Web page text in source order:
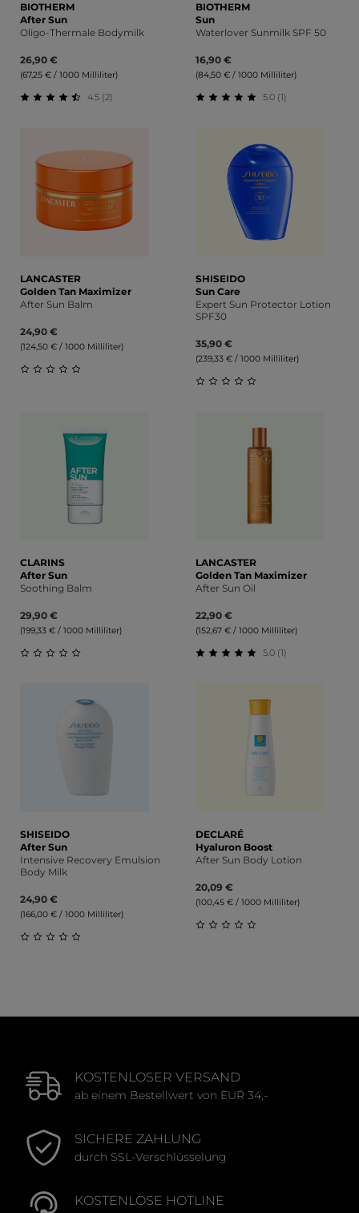
BIOTHERM
After Sun
Oligo-Thermale Bodymilk
26,90 €
(67,25 € / 1000 Milliliter)
4.5 (2)
BIOTHERM
Sun
Waterlover Sunmilk SPF 50
16,90 €
(84,50 € / 1000 Milliliter)
5.0 (1)
LANCASTER
Golden Tan Maximizer
After Sun Balm
24,90 €
(124,50 € / 1000 Milliliter)
SHISEIDO
Sun Care
Expert Sun Protector Lotion
SPF30
35,90 €
(239,33 € / 1000 Milliliter)
CLARINS
After Sun
Soothing Balm
29,90 €
(199,33 € / 1000 Milliliter)
LANCASTER
Golden Tan Maximizer
After Sun Oil
22,90 €
(152,67 € / 1000 Milliliter)
5.0 (1)
SHISEIDO
After Sun
Intensive Recovery Emulsion
Body Milk
24,90 €
(166,00 € / 1000 Milliliter)
DECLARÉ
Hyaluron Boost
After Sun Body Lotion
20,09 €
(100,45 € / 1000 Milliliter)
KOSTENLOSER VERSAND
ab einem Bestellwert von EUR 34,-
SICHERE ZAHLUNG
durch SSL-Verschlüsselung
KOSTENLOSE HOTLINE